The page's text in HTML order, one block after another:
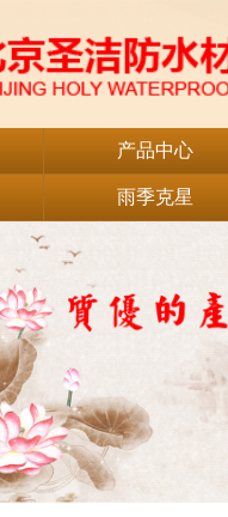
产品中心
雨季克星